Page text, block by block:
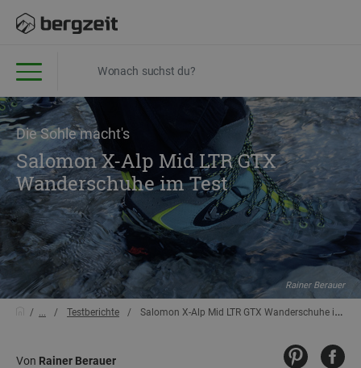
Die Sohle macht's
Salomon X-Alp Mid LTR GTX
Wanderschuhe im Test
Rainer Berauer
... Testberichte Salomon X-Alp Mid LTR GTX Wanderschuhe im Test
Von Rainer Berauer